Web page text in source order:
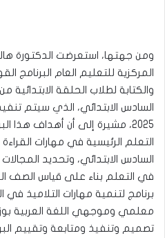
ومن جهتها، استعرضت الدكتورة
المركزية للتعليم العام البرنامج
والكتابة لطلاب الحلقة
السادس الابتدائي، الذي سيتم
2025، مشيرة إلى أن أهداف هذا
التعلم الرئيسية في مهارات
السادس الابتدائي، وتحديد
برنامج لتنمية مهارات التلاميذ في
معلمي وموجهي اللغة العربية
تصميم وتنفيذ ومتابعة وتقييم